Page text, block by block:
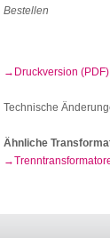
Bestellen
Druckversion (PDF)
Technische
Ähnliche